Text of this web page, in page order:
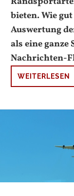
bieten. Wie
Auswertung
als eine ganze
Nachrichten-
WEITERLESEN